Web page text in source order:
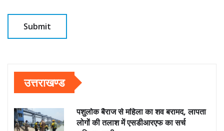
उत्तराखण्ड
पशुलोक बैराज से महिला का शव बरामद, लापता
लोगों की तलाश में एसडीआरएफ का सर्च